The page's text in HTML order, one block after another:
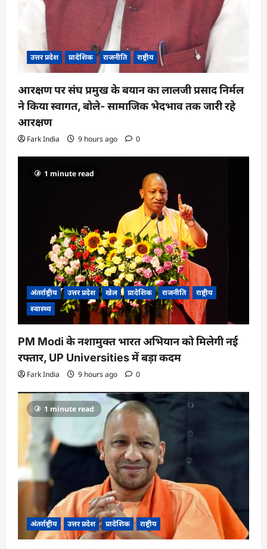
उत्तर प्रदेश प्रादेशिक राजनीति राष्ट्रीय
आरक्षण पर संघ प्रमुख के बयान का लालजी प्रसाद निर्मल
ने किया स्वागत, बोले- सामाजिक भेदभाव तक जारी रहे
आरक्षण
Fark India 9 hours ago 0
1 minute read
अंतर्राष्ट्रीय उत्तर प्रदेश खेल प्रादेशिक राजनीति
राष्ट्रीय
स्वास्थ्य
PM Modi के नशामुक्त भारत अभियान को मिलेगी नई
रफ्तार, UP Universities में बड़ा कदम
Fark India 9 hours ago 0
1 minute read
अंतर्राष्ट्रीय उत्तर प्रदेश प्रादेशिक राष्ट्रीय